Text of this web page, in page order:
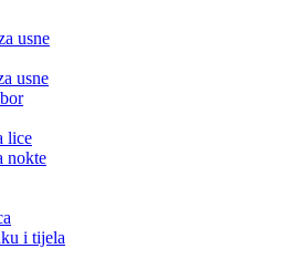
usne
usne
lice
nokte
i tijela